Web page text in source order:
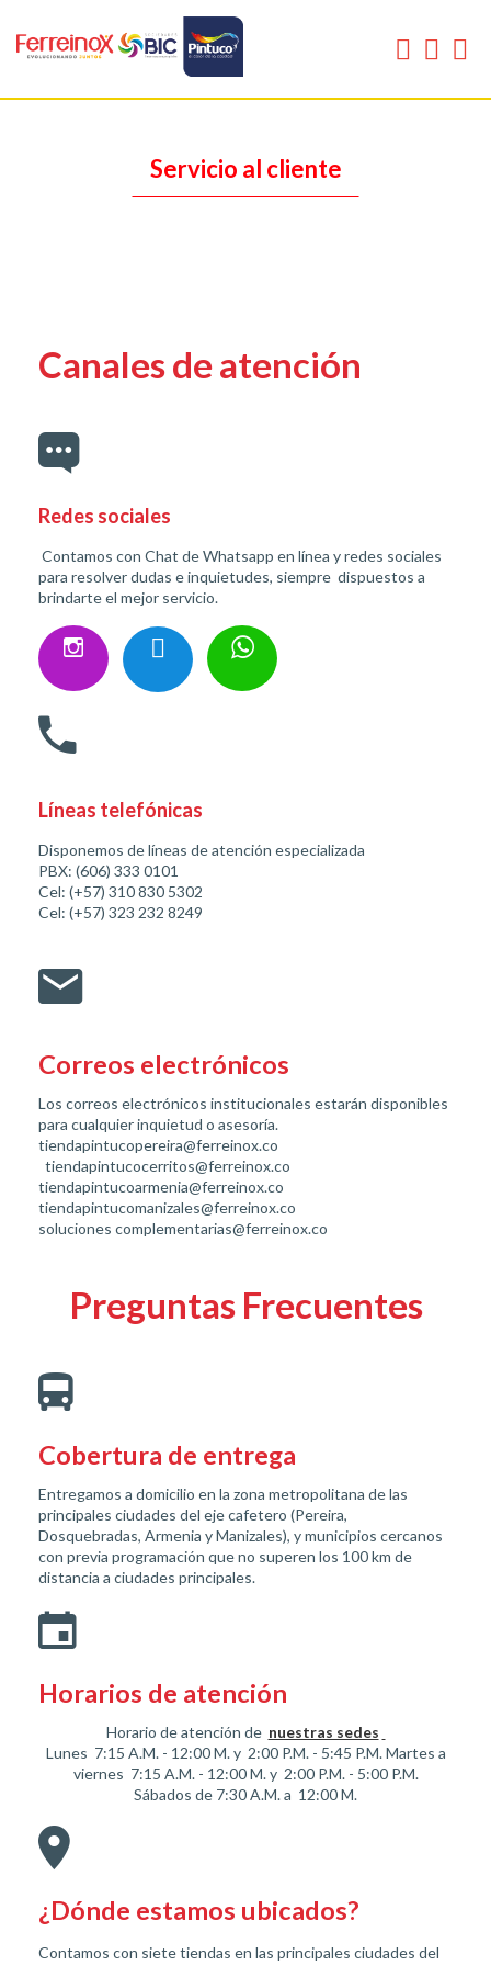
Servicio al cliente
Canales de atención
Redes sociales
Contamos con Chat de Whatsapp en línea y redes sociales
para resolver dudas e inquietudes, siempre dispuestos a
brindarte el mejor servicio.
Líneas telefónicas
Disponemos de líneas de atención especializada
PBX: (606) 333 0101
Cel: (+57) 310 830 5302
Cel: (+57) 323 232 8249
Correos electrónicos
Los correos electrónicos institucionales estarán disponibles
para cualquier inquietud o asesoría.
tiendapintucopereira@ferreinox.co
tiendapintucocerritos@ferreinox.co
tiendapintucoarmenia@ferreinox.co
tiendapintucomanizales@ferreinox.co
soluciones complementarias@ferreinox.co
Preguntas Frecuentes
Cobertura de entrega
Entregamos a domicilio en la zona metropolitana de las
principales ciudades del eje cafetero (Pereira,
Dosquebradas, Armenia y Manizales), y municipios cercanos
con previa programación que no superen los 100 km de
distancia a ciudades principales.
Horarios de atención
Horario de atención de nuestras sedes
Lunes 7:15 A.M. - 12:00 M. y 2:00 P.M. - 5:45 P.M. Martes a
viernes 7:15 A.M. - 12:00 M. y 2:00 P.M. - 5:00 P.M.
Sábados de 7:30 A.M. a 12:00 M.
¿Dónde estamos ubicados?
Contamos con siete tiendas en las principales ciudades del